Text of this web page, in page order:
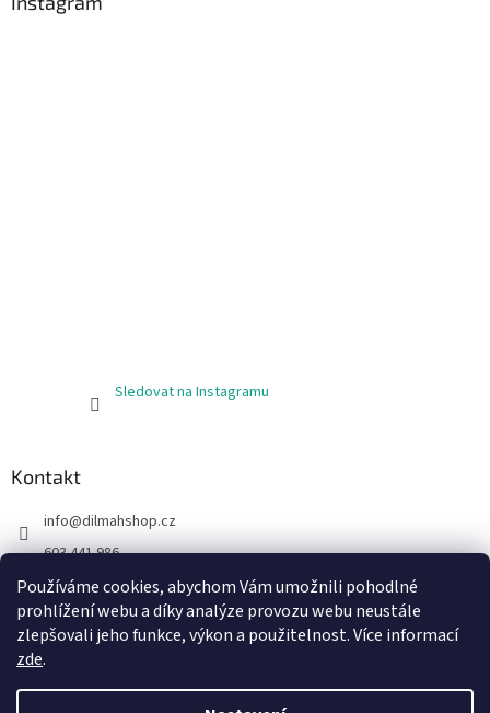
Používáme cookies, abychom Vám umožnili pohodlné
prohlížení webu a díky analýze provozu webu neustále
zlepšovali jeho funkce, výkon a použitelnost. Více informací
zde.
Sledovat na Instagramu
Kontakt
info@dilmahshop.cz
603 441 986
603 890 398
https://www.facebook.com/cejlonskycaj